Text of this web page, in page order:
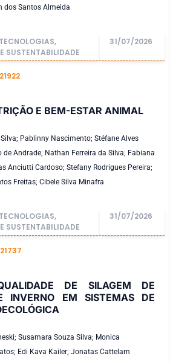
dos Santos Almeida
SUSTENTABILIDADE
31/07/2026
E BEM-ESTAR ANIMAL
Pablinny Nascimento; Stéfane Alves
de Andrade; Nathan Ferreira da Silva; Fabiana
Anciutti Cardoso; Stefany Rodrigues Pereira;
Freitas; Cibele Silva Minafra
SUSTENTABILIDADE
31/07/2026
DE SILAGEM DE
INVERNO EM SISTEMAS DE
Susamara Souza Silva; Monica
Edi Kava Kailer; Jonatas Cattelam